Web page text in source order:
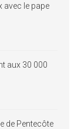
avec le pape
aux 30 000
de Pentecôte